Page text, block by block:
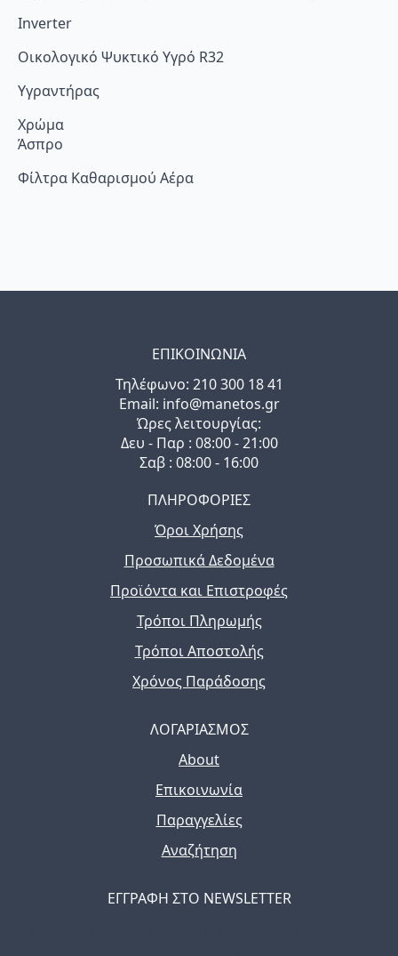
Inverter
Οικολογικό Ψυκτικό Υγρό R32
Υγραντήρας
Χρώμα
Άσπρο
Φίλτρα Καθαρισμού Αέρα
ΕΠΙΚΟΙΝΩΝΙΑ
Τηλέφωνo: 210 300 18 41
Email: info@manetos.gr
Ώρες λειτουργίας:
Δευ - Παρ : 08:00 - 21:00
Σαβ : 08:00 - 16:00
ΠΛΗΡΟΦΟΡΙΕΣ
Όροι Χρήσης
Προσωπικά Δεδομένα
Προϊόντα και Επιστροφές
Τρόποι Πληρωμής
Τρόποι Αποστολής
Χρόνος Παράδοσης
ΛΟΓΑΡΙΑΣΜΟΣ
About
Επικοινωνία
Παραγγελίες
Αναζήτηση
ΕΓΓΡΑΦΗ ΣΤΟ NEWSLETTER